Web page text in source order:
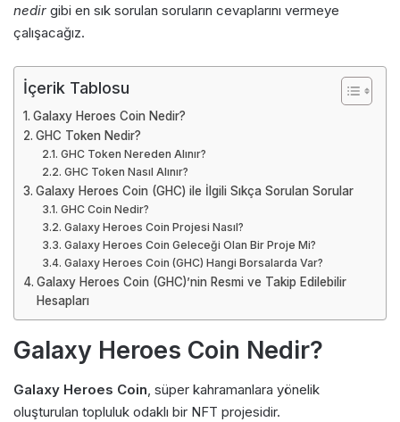
nedir gibi en sık sorulan soruların cevaplarını vermeye
çalışacağız.
İçerik Tablosu
Galaxy Heroes Coin Nedir?
GHC Token Nedir?
GHC Token Nereden Alınır?
GHC Token Nasıl Alınır?
Galaxy Heroes Coin (GHC) ile İlgili Sıkça Sorulan Sorular
GHC Coin Nedir?
Galaxy Heroes Coin Projesi Nasıl?
Galaxy Heroes Coin Geleceği Olan Bir Proje Mi?
Galaxy Heroes Coin (GHC) Hangi Borsalarda Var?
Galaxy Heroes Coin (GHC)’nin Resmi ve Takip Edilebilir
Hesapları
Galaxy Heroes Coin Nedir?
Galaxy Heroes Coin, süper kahramanlara yönelik
oluşturulan topluluk odaklı bir NFT projesidir.